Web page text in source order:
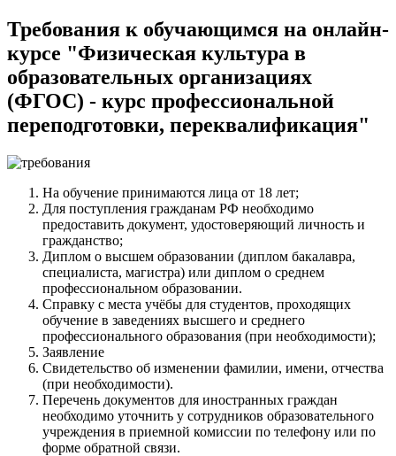
Требования к обучающимся на онлайн-
курсе "Физическая культура в
образовательных организациях
(ФГОС) - курс профессиональной
переподготовки, переквалификация"
На обучение принимаются лица от 18 лет;
Для поступления гражданам РФ необходимо
предоставить документ, удостоверяющий личность и
гражданство;
Диплом о высшем образовании (диплом бакалавра,
специалиста, магистра) или диплом о среднем
профессиональном образовании.
Справку с места учёбы для студентов, проходящих
обучение в заведениях высшего и среднего
профессионального образования (при необходимости);
Заявление
Свидетельство об изменении фамилии, имени, отчества
(при необходимости).
Перечень документов для иностранных граждан
необходимо уточнить у сотрудников образовательного
учреждения в приемной комиссии по телефону или по
форме обратной связи.